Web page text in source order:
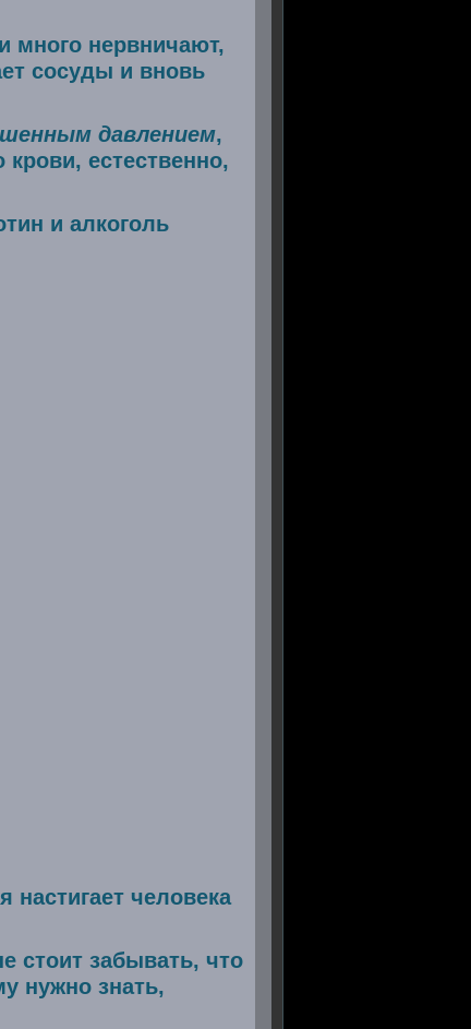
много нервничают,
сосуды и вновь
давлением,
естественно,
и алкоголь
настигает человека
стоит забывать, что
нужно знать,